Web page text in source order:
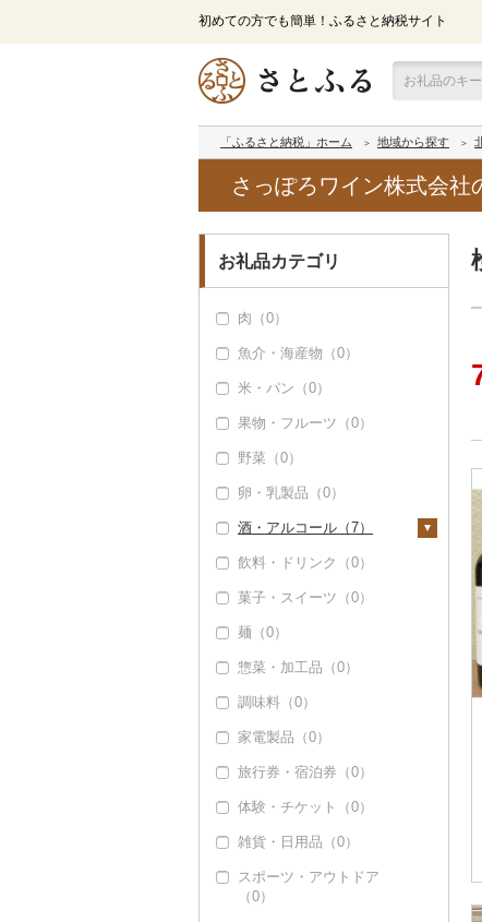
初めての方でも簡単！ふるさと納税サイト
「ふるさと納税」ホーム 地域から探す
さっぽろワイン株式会社
お礼品カテゴリ
肉（0）
魚介・海産物（0）
米・パン（0）
果物・フルーツ（0）
野菜（0）
卵・乳製品（0）
酒・アルコール（7）
ビール・発泡酒（0）
日本酒（0）
焼酎（0）
梅酒（0）
泡盛（0）
ワイン（7）
白ワイン（5）
赤ワイン（6）
シャンパン・スパーク
その他ワイン（0）
ウイスキー（0）
リキュール・洋酒
ノンアルコール（0）
飲料・ドリンク（0）
菓子・スイーツ（0）
麺（0）
惣菜・加工品（0）
調味料（0）
家電製品（0）
旅行券・宿泊券（0）
体験・チケット（0）
雑貨・日用品（0）
スポーツ・アウトドア
（0）